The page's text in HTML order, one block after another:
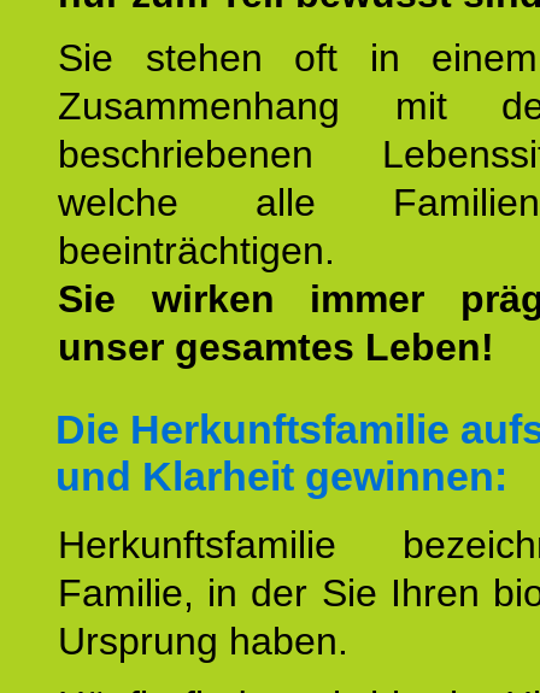
Sie stehen oft in
Zusammenhang mit
beschriebenen
welche alle
beeinträchtigen.
Sie wirken immer
unser gesamtes Leben!
Die Herkunftsfamilie
und Klarheit gewinnen:
Herkunftsfamilie
Familie, in der Sie Ihren
Ursprung haben.